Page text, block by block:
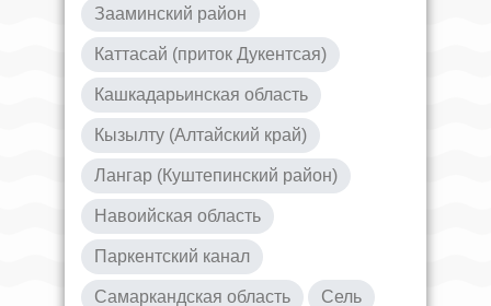
Зааминский район
Каттасай (приток Дукентсая)
Кашкадарьинская область
Кызылту (Алтайский край)
Лангар (Куштепинский район)
Навоийская область
Паркентский канал
Самаркандская область Сель